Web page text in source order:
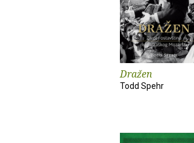
Dražen
Todd Spehr